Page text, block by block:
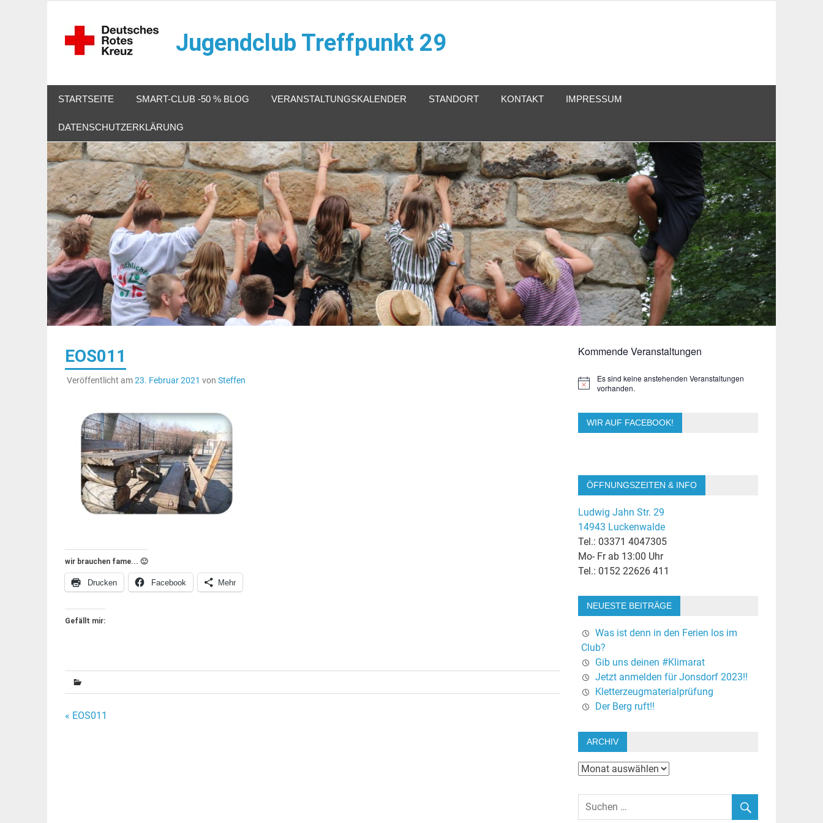
springen
Jugendclub Treffpunkt 29
STARTSEITE SMART-CLUB -50 % BLOG VERANSTALTUNGSKALENDER STANDORT KONTAKT IMPRESSUM
DATENSCHUTZERKLÄRUNG
EOS011
Veröffentlicht am23. Februar 2021 von Steffen
wir brauchen fame... 🙂
Drucken Facebook Mehr
Gefällt mir:
Beitragsnavigation
« EOS011
Kommende Veranstaltungen
Hinweis
Es sind keine anstehenden Veranstaltungen
vorhanden.
WIR AUF FACEBOOK!
ÖFFNUNGSZEITEN & INFO
Ludwig Jahn Str. 29
14943 Luckenwalde
Tel.: 03371 4047305
Mo- Fr ab 13:00 Uhr
Tel.: 0152 22626 411
NEUESTE BEITRÄGE
Was ist denn in den Ferien los im
Club?
Gib uns deinen #Klimarat
Jetzt anmelden für Jonsdorf 2023!!
Kletterzeugmaterialprüfung
Der Berg ruft!!
ARCHIV
Archiv